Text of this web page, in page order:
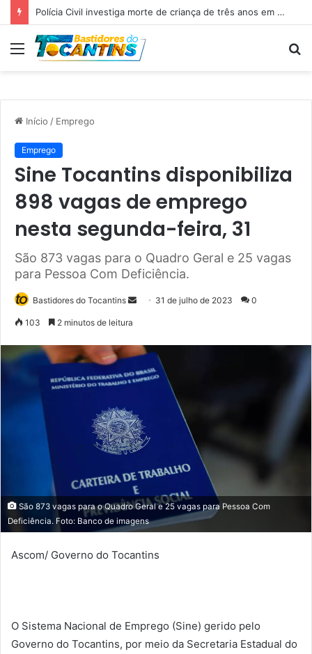
Professora Dorinha lidera disputa pelo Governo do Tocantins com 37,4% das intenções de voto, aponta pesquisa
Menu
Início / Emprego
Emprego
Sine Tocantins disponibiliza
898 vagas de emprego
nesta segunda-feira, 31
São 873 vagas para o Quadro Geral e 25 vagas
para Pessoa Com Deficiência.
Bastidores do Tocantins
d
u
e
-
m
i
l
31 de julho de 2023 0
103 2 minutos de leitura
São 873 vagas para o Quadro Geral e 25 vagas para Pessoa Com
Deficiência. Foto: Banco de imagens
Ascom/ Governo do Tocantins
O Sistema Nacional de Emprego (Sine) gerido pelo
Governo do Tocantins, por meio da Secretaria Estadual do